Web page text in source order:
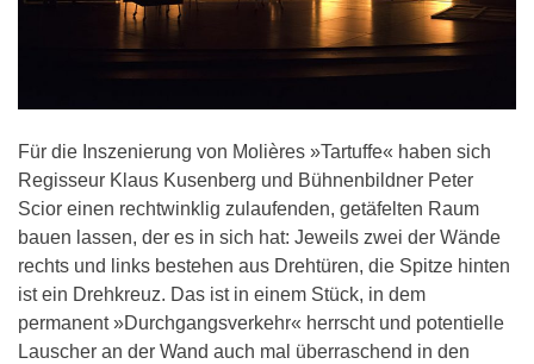
Für die Inszenierung von Molières »Tartuffe« haben sich
Regisseur Klaus Kusenberg und Bühnenbildner Peter
Scior einen rechtwinklig zulaufenden, getäfelten Raum
bauen lassen, der es in sich hat: Jeweils zwei der Wände
rechts und links bestehen aus Drehtüren, die Spitze hinten
ist ein Drehkreuz. Das ist in einem Stück, in dem
permanent »Durchgangsverkehr« herrscht und potentielle
Lauscher an der Wand auch mal überraschend in den